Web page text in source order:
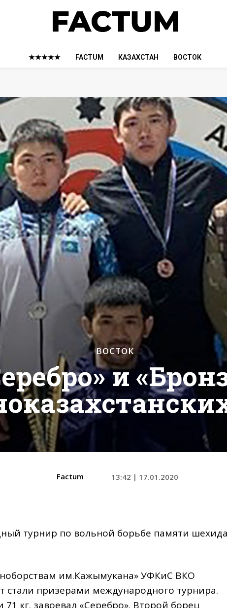
★★★★★ FACTUM КАЗАХСТАН ВОСТОК
ВОСТОК
и
Factum 13:42 | 17.01.2020
турнир по вольной борьбе памяти шехида
им.Кажымукана» УФКиС ВКО
стали призерами международного турнира.
кг. завоевал «Серебро». Второй борец